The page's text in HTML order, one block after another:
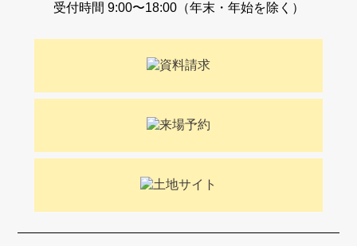
受付時間 9:00〜18:00（年末・年始を除く）